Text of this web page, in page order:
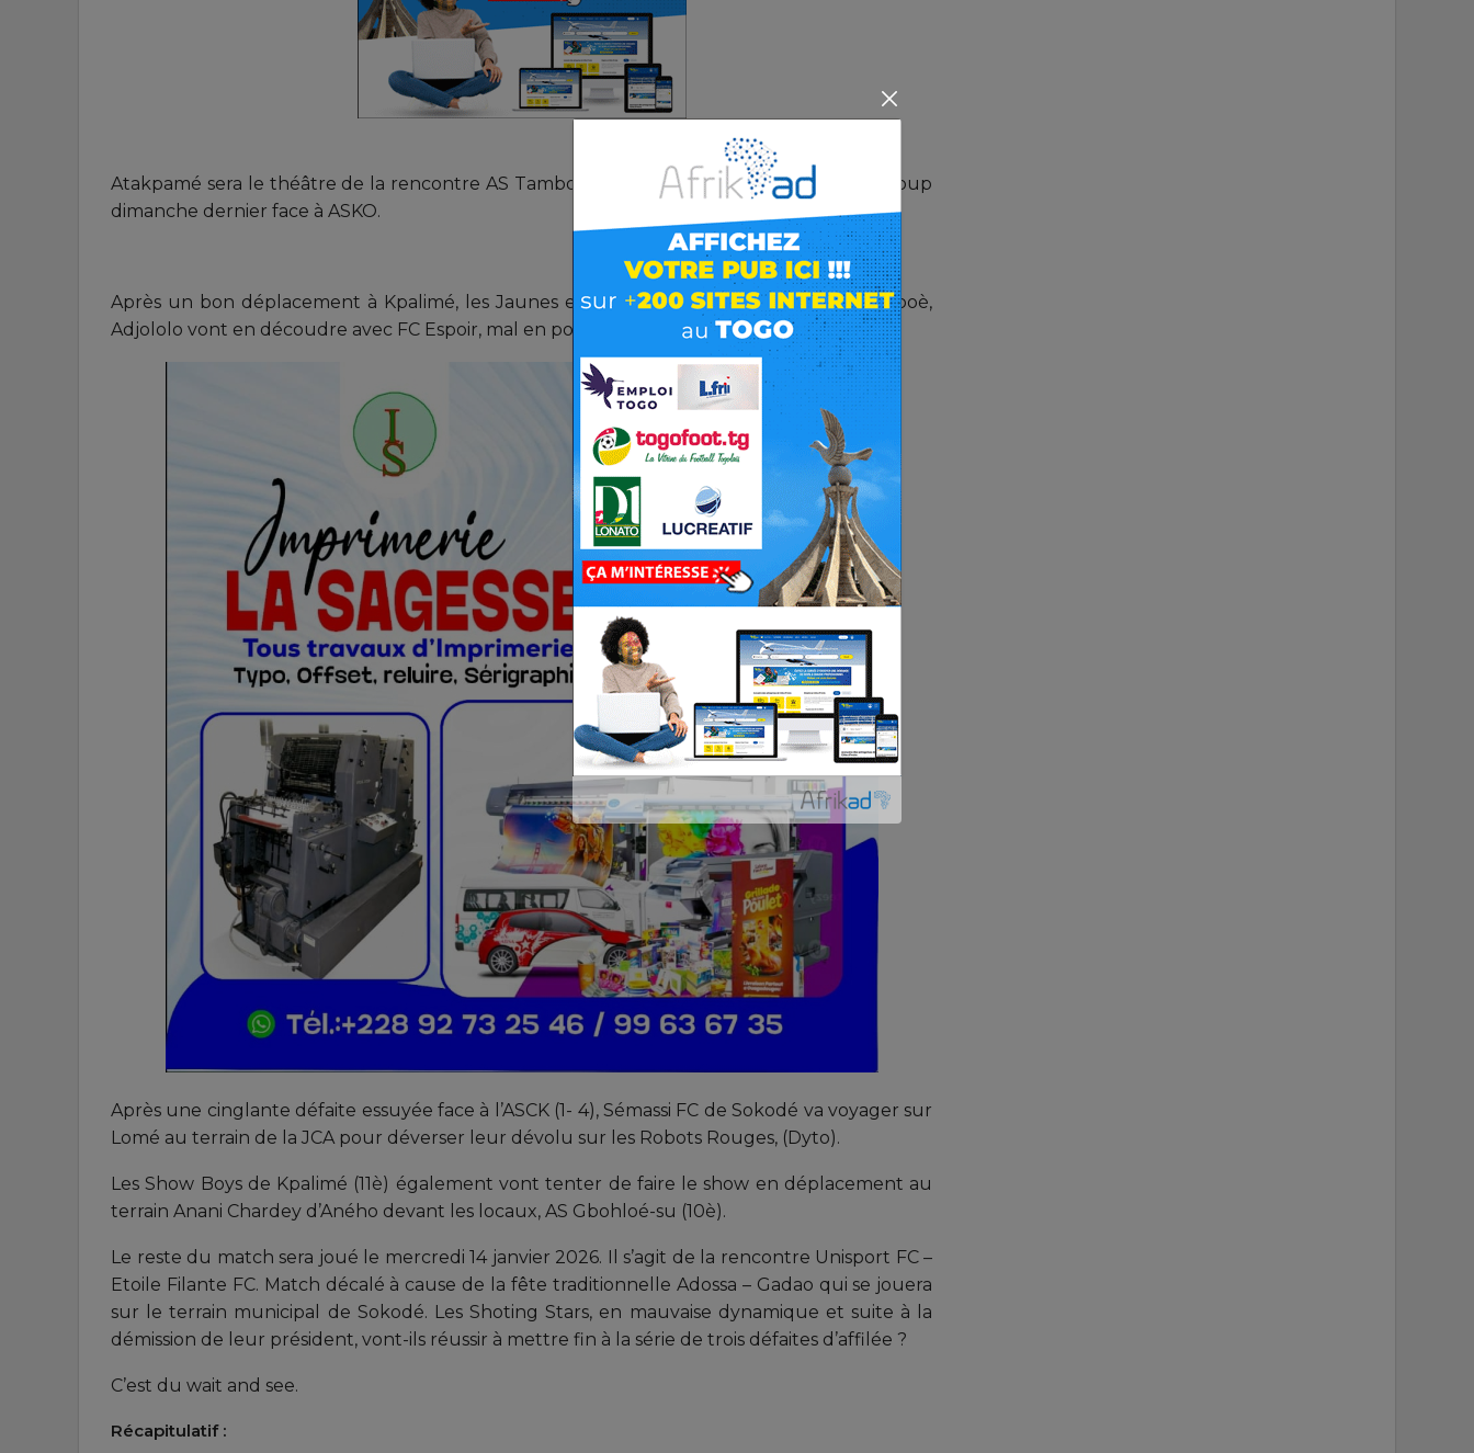
Atakpamé sera le théâtre de la rencontre AS Tambo locale et AS OTR, qui a respiré un coup
dimanche dernier face à ASKO.
Après un bon déplacement à Kpalimé, les Jaunes et Bleus de Kodjoviakopé, Nyékonakpoè,
Adjololo vont en découdre avec FC Espoir, mal en point, au municipal de Lomé.
Après une cinglante défaite essuyée face à l’ASCK (1- 4), Sémassi FC de Sokodé va voyager sur
Lomé au terrain de la JCA pour déverser leur dévolu sur les Robots Rouges, (Dyto).
Les Show Boys de Kpalimé (11è) également vont tenter de faire le show en déplacement au
terrain Anani Chardey d’Aného devant les locaux, AS Gbohloé-su (10è).
Le reste du match sera joué le mercredi 14 janvier 2026. Il s’agit de la rencontre Unisport FC –
Etoile Filante FC. Match décalé à cause de la fête traditionnelle Adossa – Gadao qui se jouera
sur le terrain municipal de Sokodé. Les Shoting Stars, en mauvaise dynamique et suite à la
démission de leur président, vont-ils réussir à mettre fin à la série de trois défaites d’affilée ?
C’est du wait and see.
Récapitulatif :